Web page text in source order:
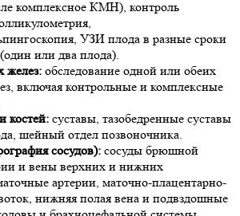
комплексное КМН), контроль
УЗИ плода в разные сроки
или два плода).
желез: обследование одной или обеих
включая контрольные и комплексные
костей: суставы, тазобедренные суставы
шейный отдел позвоночника.
сосудов): сосуды брюшной
и вены верхних и нижних
артерии, маточно-плацентарно-
нижняя полая вена и подвздошные